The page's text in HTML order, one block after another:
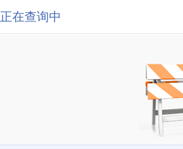
正在查询中